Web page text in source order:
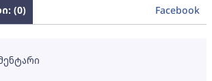
(0) Facebook